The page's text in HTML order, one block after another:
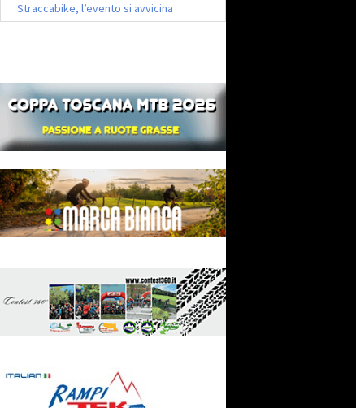
Straccabike, l’evento si avvicina